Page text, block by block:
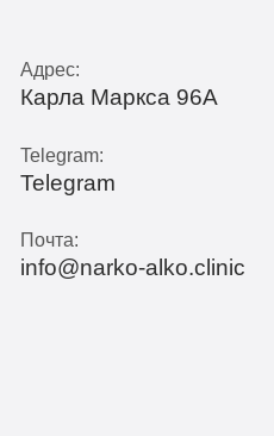
Адрес:
Карла Маркса 96А
Telegram:
Telegram
Почта:
info@narko-alko.clinic